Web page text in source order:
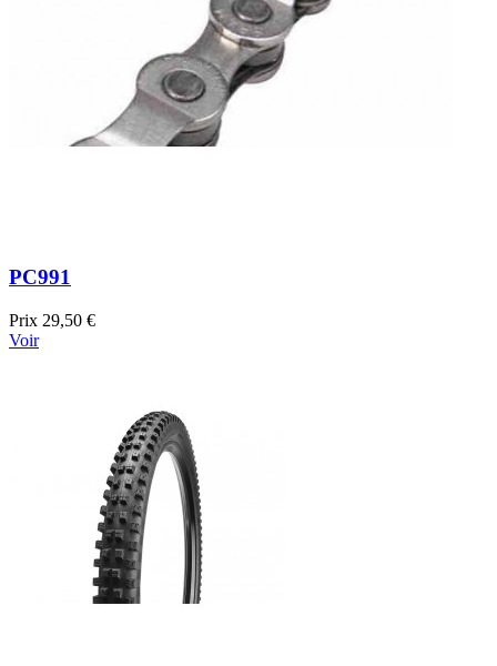
PC991
Prix 29,50 €
Voir